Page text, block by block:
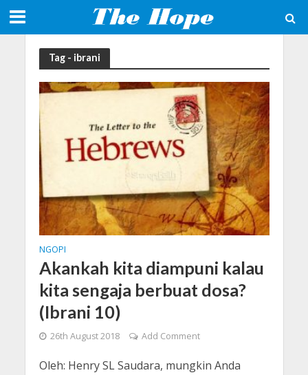
Tag - ibrani
NGOPI
Akankah kita diampuni kalau
kita sengaja berbuat dosa?
(Ibrani 10)
26th August 2018 Add Comment
Oleh: Henry SL Saudara, mungkin Anda